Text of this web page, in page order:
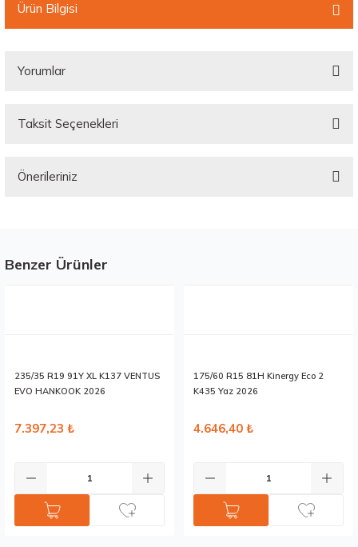
Ürün Bilgisi
Yorumlar
Taksit Seçenekleri
Önerileriniz
Görüş ve önerileriniz için teşekkür ederiz.
Bu ürüne benzer farklı alternatifler olmalı.
Gönder
Benzer Ürünler
235/35 R19 91Y XL K137 VENTUS
EVO HANKOOK 2026
7.397,23 ₺
175/60 R15 81H Kinergy Eco 2
K435 Yaz 2026
4.646,40 ₺